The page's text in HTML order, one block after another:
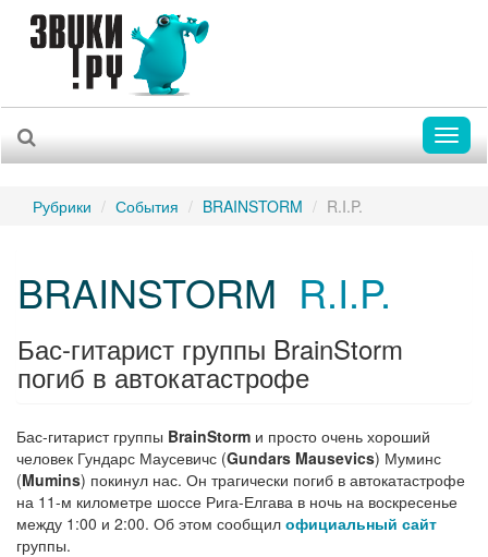
Рубрики События BRAINSTORM R.I.P.
BRAINSTORM R.I.P.
Бас-гитарист группы BrainStorm
погиб в автокатастрофе
Бас-гитарист группы BrainStorm и просто очень хороший
человек Гундарс Маусевичс (Gundars Mausevics) Муминс
(Mumins) покинул нас. Он трагически погиб в автокатастрофе
на 11-м километре шоссе Рига-Елгава в ночь на воскресенье
между 1:00 и 2:00. Об этом сообщил официальный сайт
группы.